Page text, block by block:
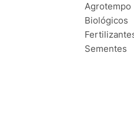
Agrotempo
Biológicos
Sementes